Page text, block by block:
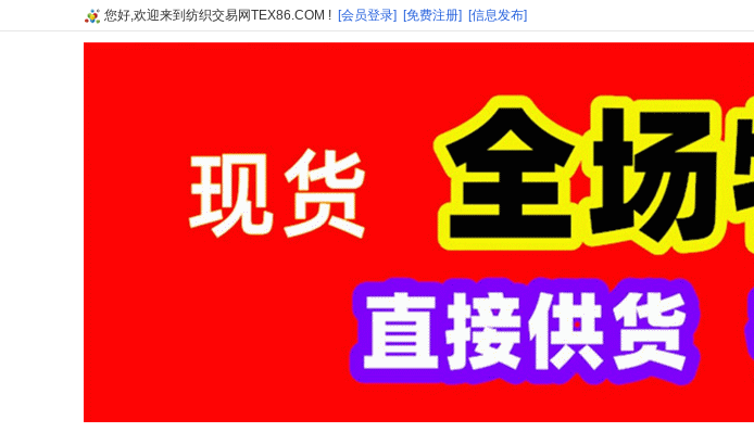
您好,欢迎来到纺织交易网TEX86.COM ! [会员登录] [免费注册] [信息发布]